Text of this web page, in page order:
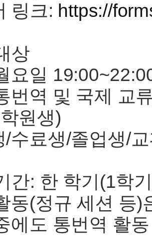
링크: https://
상
요일
번역 및 국제 교
원생)
/수료생/졸업생/
간: 한 학기(1학
동(정규 세션 등)
에도 통번역 활